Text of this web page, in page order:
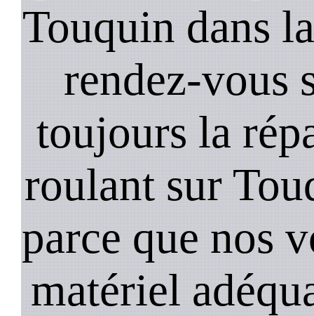
Touquin dans
rendez-vous
toujours la
roulant sur
parce que nos
matériel